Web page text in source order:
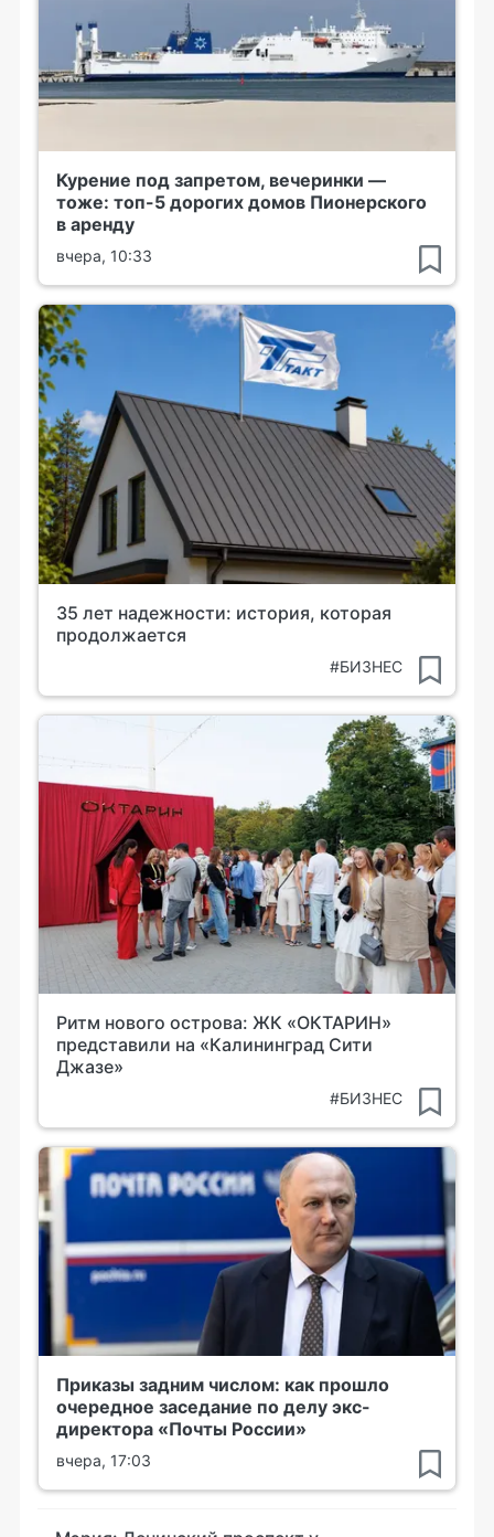
Курение под запретом, вечеринки —
тоже: топ-5 дорогих домов Пионерского
в аренду
вчера, 10:33
35 лет надежности: история, которая
продолжается
#БИЗНЕС
Ритм нового острова: ЖК «ОКТАРИН»
представили на «Калининград Сити
Джазе»
#БИЗНЕС
Приказы задним числом: как прошло
очередное заседание по делу экс-
директора «Почты России»
вчера, 17:03